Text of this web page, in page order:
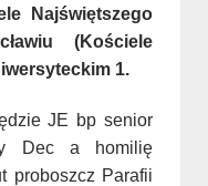
Najświętszego
(Kościele
1.
JE bp senior
Dec a homilię
proboszcz Parafii